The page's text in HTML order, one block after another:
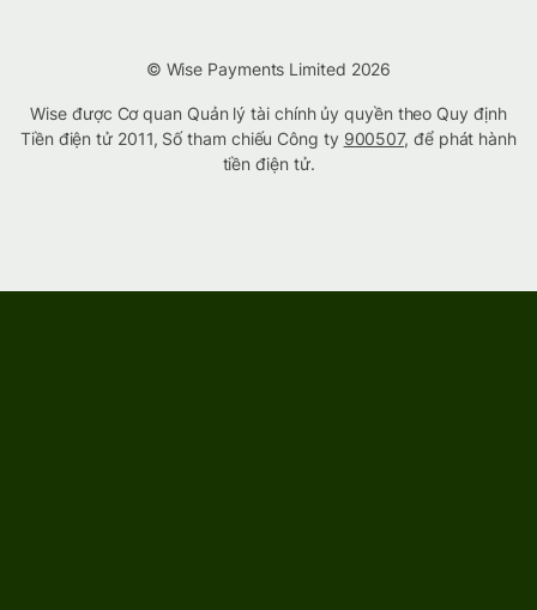
© Wise Payments Limited 2026
Wise được Cơ quan Quản lý tài chính ủy quyền theo Quy định
Tiền điện tử 2011, Số tham chiếu Công ty 900507, để phát hành
tiền điện tử.